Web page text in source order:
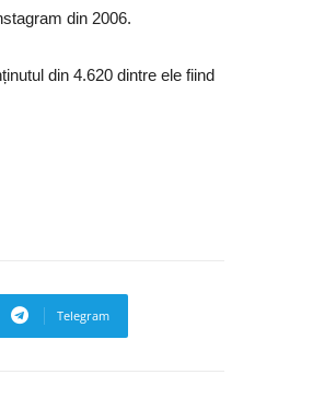
din 2006.
din 4.620 dintre ele fiind
Telegram